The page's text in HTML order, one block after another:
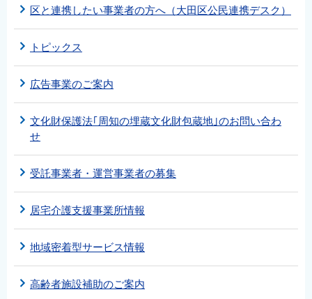
区と連携したい事業者の方へ（大田区公民連携デスク）
トピックス
広告事業のご案内
文化財保護法｢周知の埋蔵文化財包蔵地｣のお問い合わ
せ
受託事業者・運営事業者の募集
居宅介護支援事業所情報
地域密着型サービス情報
高齢者施設補助のご案内